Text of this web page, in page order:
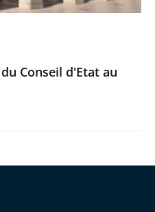
Conseil d'Etat au